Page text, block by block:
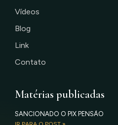
Vídeos
Blog
Link
Contato
Matérias publicadas
SANCIONADO O PIX PENSÃO